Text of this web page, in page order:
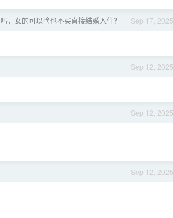
Sep 17, 2025
，女的可以啥也不买直接结婚入住？
Sep 12, 2025
Sep 12, 2025
Sep 12, 2025